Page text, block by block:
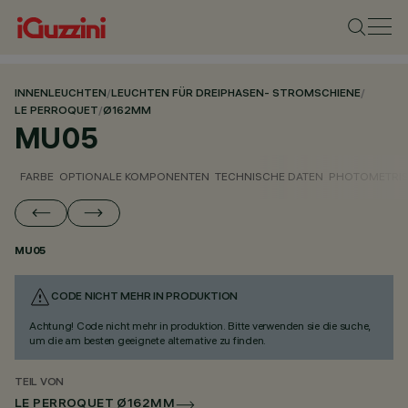
INNENLEUCHTEN/LEUCHTEN FÜR DREIPHASEN- STROMSCHIENE/
LE PERROQUET/Ø162MM
MU05
FARBE OPTIONALE KOMPONENTEN TECHNISCHE DATEN
MU05
CODE NICHT MEHR IN PRODUKTION
Achtung! Code nicht mehr in produktion. Bitte verwenden sie die suche,
um die am besten geeignete alternative zu finden.
TEIL VON
LE PERROQUET Ø162MM